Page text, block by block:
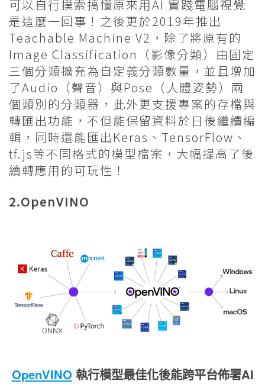
可以自行摸索搞懂原來用AI 實踐電腦視覺
是這麼一回事！之後更於2019年推出
Teachable Machine V2，除了將原有的
Image Classification（影像分類）由固定
三個分類擴充為自定義分類數量，並且增加
了Audio（聲音）與Pose（人體姿勢）兩
個類別的分類器，此外更支援專案的存檔與
轉匯出功能，不但能保留資料於日後繼續編
輯，同時還能匯出Keras、TensorFlow、
tf.js等不同格式的模型檔案，大幅提高了後
續轉應用的可玩性！
2.OpenVINO
OpenVINO 執行模型最佳化後能跨平台佈署AI